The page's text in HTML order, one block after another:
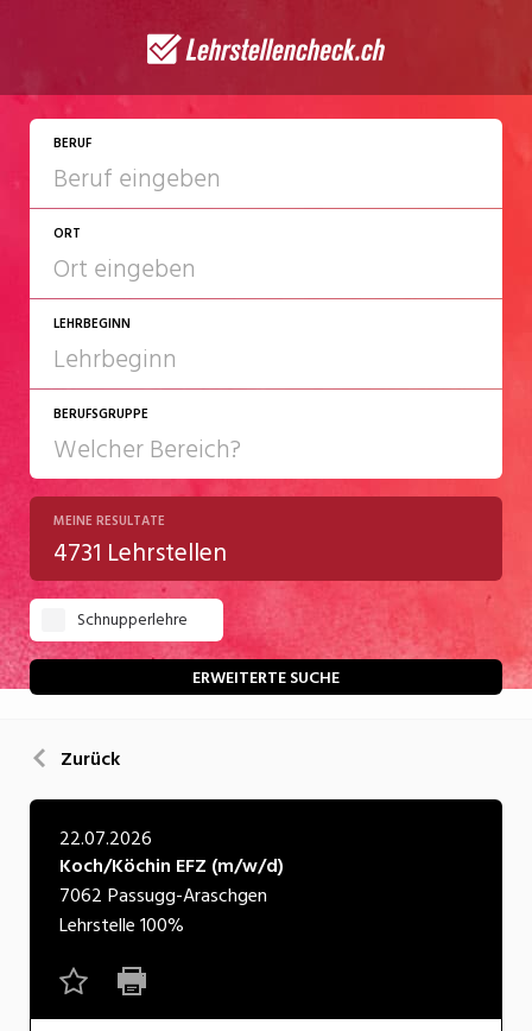
BERUF
ORT
LEHRBEGINN
2027
2028
BERUFSGRUPPE
Chemie/Pharma
Gastgewerbe
Gesundheit/Pflege/Soziales
Handwerk/Technik
Kultur
Natur
Verkehr/Logistik
Wirtschaft/Verwaltung
MEINE RESULTATE
4731 Lehrstellen
Schnupperlehre
ERWEITERTE SUCHE
Zurück
22.07.2026
Koch/Köchin EFZ (m/w/d)
7062 Passugg-Araschgen
Lehrstelle100%